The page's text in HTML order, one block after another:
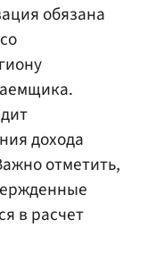
обязана
дохода
отметить,
в расчет